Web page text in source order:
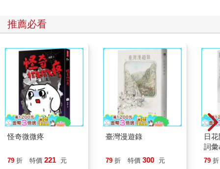
推薦必看
怪奇微微疼
79 折 特價 221 元
臺灣漫遊錄
79 折 特價 300 元
日
詞
79 折